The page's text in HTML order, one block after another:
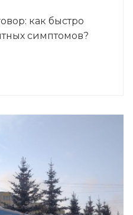
как быстро
симптомов?